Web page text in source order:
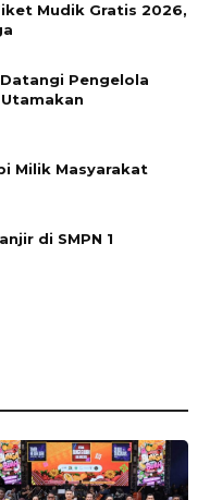
Mudik Gratis 2026,
Pengelola
Milik Masyarakat
di SMPN 1